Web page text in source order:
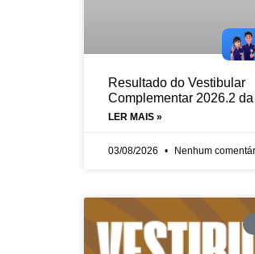
Resultado do Vestibular
Complementar 2026.2
LER MAIS »
03/08/2026 Nenhum